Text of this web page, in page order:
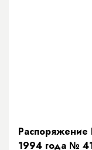
1994 года №